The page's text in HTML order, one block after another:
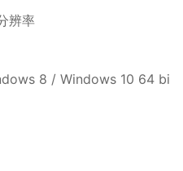
辨率
8 / Windows 10 64 bi